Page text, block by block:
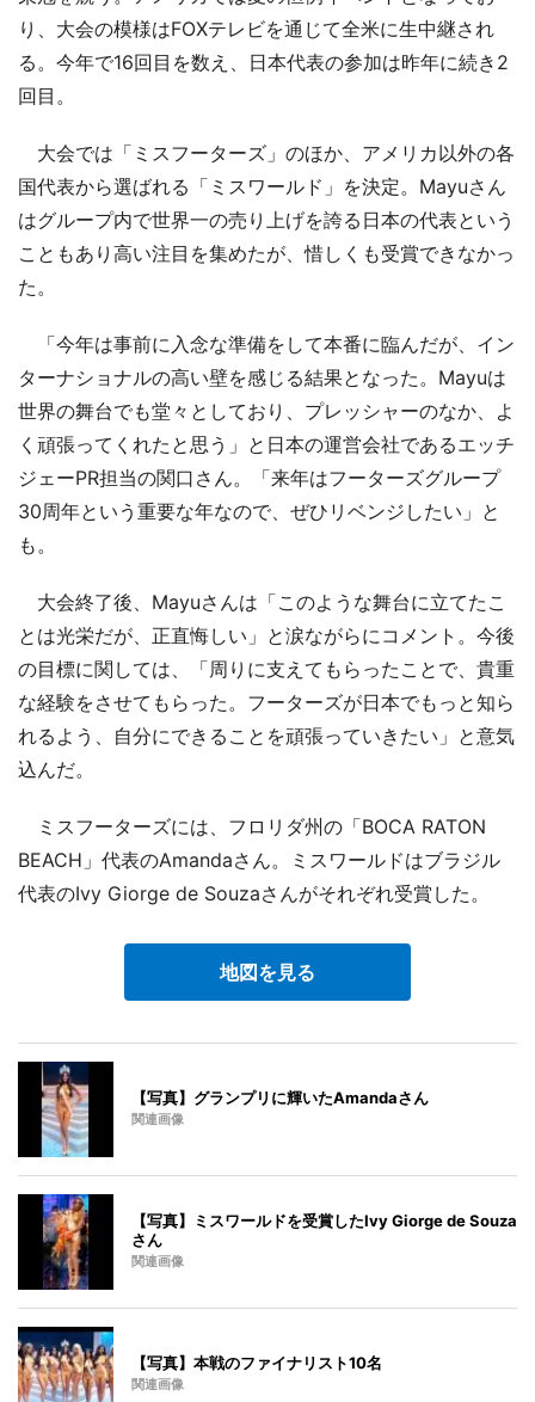
り、大会の模様はFOXテレビを通じて全米に生中継され
る。今年で16回目を数え、日本代表の参加は昨年に続き2
回目。
大会では「ミスフーターズ」のほか、アメリカ以外の各
国代表から選ばれる「ミスワールド」を決定。Mayuさん
はグループ内で世界一の売り上げを誇る日本の代表という
こともあり高い注目を集めたが、惜しくも受賞できなかっ
た。
「今年は事前に入念な準備をして本番に臨んだが、イン
ターナショナルの高い壁を感じる結果となった。Mayuは
世界の舞台でも堂々としており、プレッシャーのなか、よ
く頑張ってくれたと思う」と日本の運営会社であるエッチ
ジェーPR担当の関口さん。「来年はフーターズグループ
30周年という重要な年なので、ぜひリベンジしたい」と
も。
大会終了後、Mayuさんは「このような舞台に立てたこ
とは光栄だが、正直悔しい」と涙ながらにコメント。今後
の目標に関しては、「周りに支えてもらったことで、貴重
な経験をさせてもらった。フーターズが日本でもっと知ら
れるよう、自分にできることを頑張っていきたい」と意気
込んだ。
ミスフーターズには、フロリダ州の「BOCA RATON
BEACH」代表のAmandaさん。ミスワールドはブラジル
代表のIvy Giorge de Souzaさんがそれぞれ受賞した。
地図を見る
【写真】グランプリに輝いたAmandaさん
関連画像
【写真】ミスワールドを受賞したIvy Giorge de Souza
さん
関連画像
【写真】本戦のファイナリスト10名
関連画像